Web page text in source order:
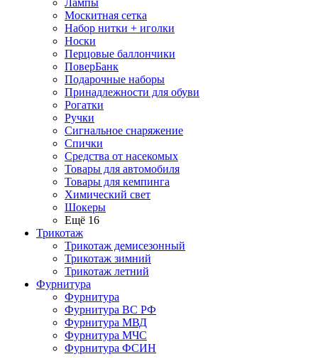
Лампы
Москитная сетка
Набор нитки + иголки
Носки
Перцовые баллончики
ПоверБанк
Подарочные наборы
Принадлежности для обуви
Рогатки
Ручки
Сигнальное снаряжение
Спички
Средства от насекомых
Товары для автомобиля
Товары для кемпинга
Химический свет
Шокеры
Ещё 16
Трикотаж
Трикотаж демисезонный
Трикотаж зимний
Трикотаж летний
Фурнитура
Фурнитура
Фурнитура ВС РФ
Фурнитура МВД
Фурнитура МЧС
Фурнитура ФСИН